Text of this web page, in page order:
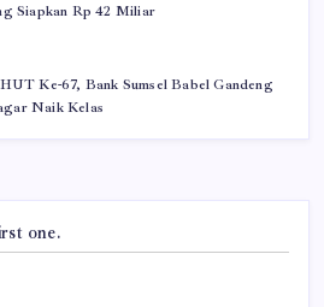
Siapkan Rp 42 Miliar
Ke-67, Bank Sumsel Babel Gandeng
Naik Kelas
one.